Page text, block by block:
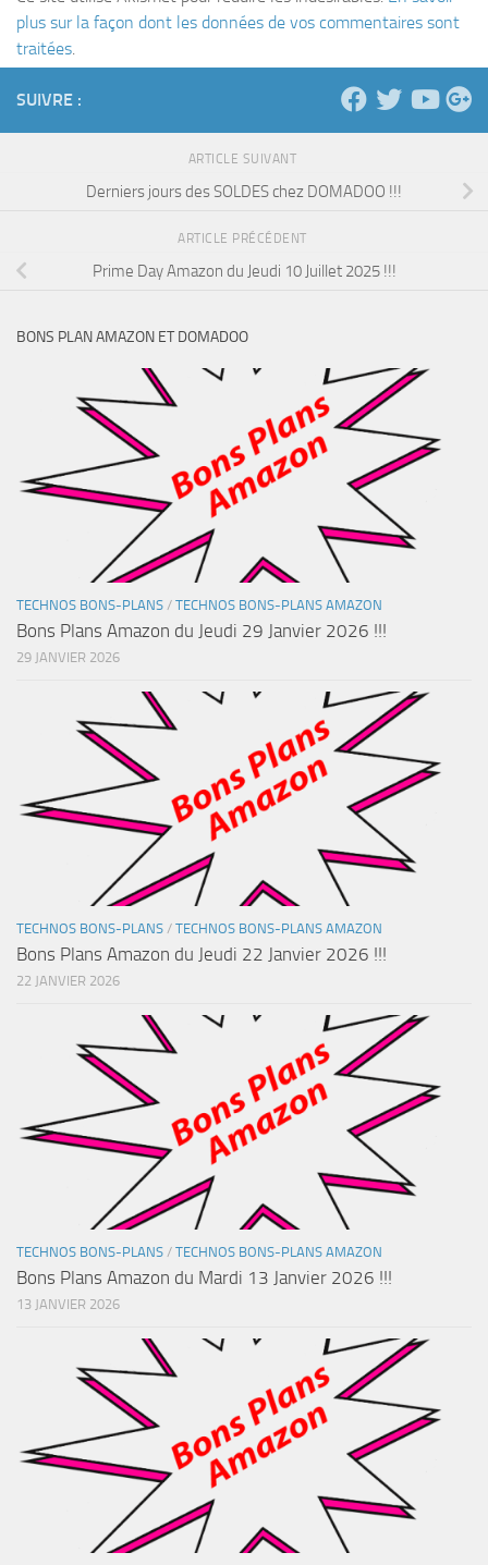
plus sur la façon dont les données de vos commentaires sont
traitées.
SUIVRE :
ARTICLE SUIVANT
Derniers jours des SOLDES chez DOMADOO !!!
ARTICLE PRÉCÉDENT
Prime Day Amazon du Jeudi 10 Juillet 2025 !!!
BONS PLAN AMAZON ET DOMADOO
TECHNOS BONS-PLANS / TECHNOS BONS-PLANS AMAZON
Bons Plans Amazon du Jeudi 29 Janvier 2026 !!!
29 JANVIER 2026
TECHNOS BONS-PLANS / TECHNOS BONS-PLANS AMAZON
Bons Plans Amazon du Jeudi 22 Janvier 2026 !!!
22 JANVIER 2026
TECHNOS BONS-PLANS / TECHNOS BONS-PLANS AMAZON
Bons Plans Amazon du Mardi 13 Janvier 2026 !!!
13 JANVIER 2026